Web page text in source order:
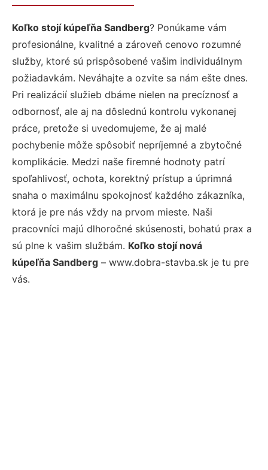
Koľko stojí kúpeľňa Sandberg? Ponúkame vám
profesionálne, kvalitné a zároveň cenovo rozumné
služby, ktoré sú prispôsobené vašim individuálnym
požiadavkám. Neváhajte a ozvite sa nám ešte dnes.
Pri realizácií služieb dbáme nielen na precíznosť a
odbornosť, ale aj na dôslednú kontrolu vykonanej
práce, pretože si uvedomujeme, že aj malé
pochybenie môže spôsobiť nepríjemné a zbytočné
komplikácie. Medzi naše firemné hodnoty patrí
spoľahlivosť, ochota, korektný prístup a úprimná
snaha o maximálnu spokojnosť každého zákazníka,
ktorá je pre nás vždy na prvom mieste. Naši
pracovníci majú dlhoročné skúsenosti, bohatú prax a
sú plne k vašim službám. Koľko stojí nová
kúpeľňa Sandberg – www.dobra-stavba.sk je tu pre
vás.